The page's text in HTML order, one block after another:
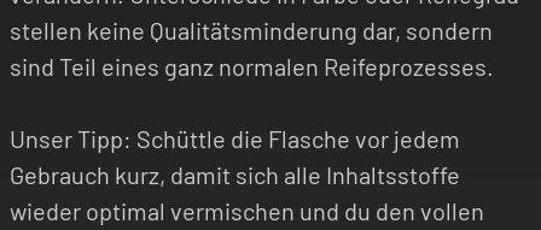
stellen keine Qualitätsminderung dar, sondern
sind Teil eines ganz normalen Reifeprozesses.
Unser Tipp: Schüttle die Flasche vor jedem
Gebrauch kurz, damit sich alle Inhaltsstoffe
wieder optimal vermischen und du den vollen